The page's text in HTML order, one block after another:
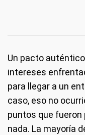
Un pacto
intereses
para llegar a un
caso, eso no
puntos que
nada. La mayoría